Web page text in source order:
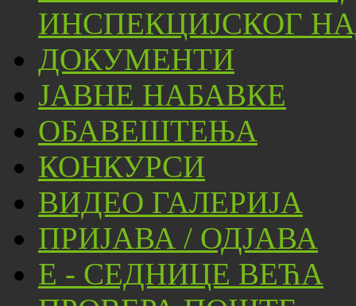
ИНСПЕКЦИЈСКОГ
ДОКУМЕНТИ
ЈАВНЕ НАБАВКЕ
ОБАВЕШТЕЊА
КОНКУРСИ
ВИДЕО ГАЛЕРИЈА
ПРИЈАВА / ОДЈАВА
Е - СЕДНИЦЕ ВЕЋА